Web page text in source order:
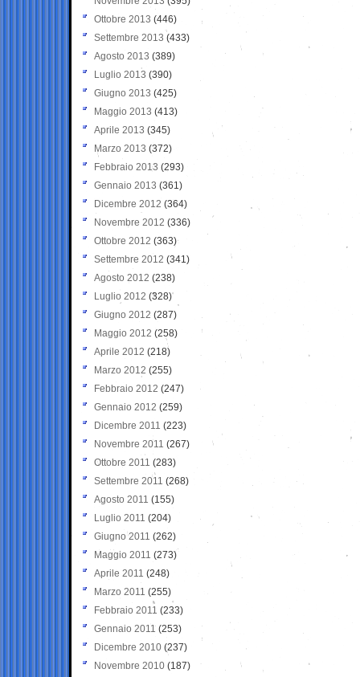
Ottobre 2013 (446)
Settembre 2013 (433)
Agosto 2013 (389)
Luglio 2013 (390)
Giugno 2013 (425)
Maggio 2013 (413)
Aprile 2013 (345)
Marzo 2013 (372)
Febbraio 2013 (293)
Gennaio 2013 (361)
Dicembre 2012 (364)
Novembre 2012 (336)
Ottobre 2012 (363)
Settembre 2012 (341)
Agosto 2012 (238)
Luglio 2012 (328)
Giugno 2012 (287)
Maggio 2012 (258)
Aprile 2012 (218)
Marzo 2012 (255)
Febbraio 2012 (247)
Gennaio 2012 (259)
Dicembre 2011 (223)
Novembre 2011 (267)
Ottobre 2011 (283)
Settembre 2011 (268)
Agosto 2011 (155)
Luglio 2011 (204)
Giugno 2011 (262)
Maggio 2011 (273)
Aprile 2011 (248)
Marzo 2011 (255)
Febbraio 2011 (233)
Gennaio 2011 (253)
Dicembre 2010 (237)
Novembre 2010 (187)